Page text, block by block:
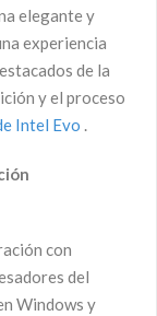
elegante y
experiencia
de la
y el proceso
Intel Evo .
con
del
Windows y